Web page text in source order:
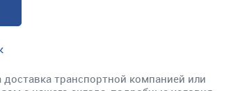
транспортной компанией или